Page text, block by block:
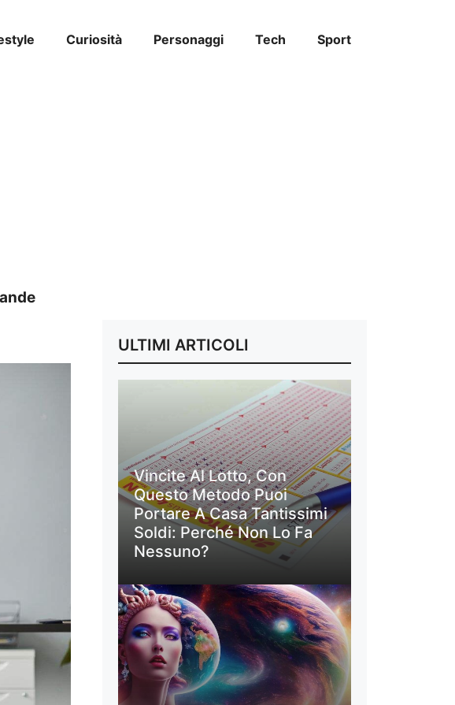
Curiosità Personaggi Tech Sport
ULTIMI ARTICOLI
Vincite Al Lotto, Con
Questo Metodo Puoi
Portare A Casa Tantissimi
Soldi: Perché Non Lo Fa
Nessuno?